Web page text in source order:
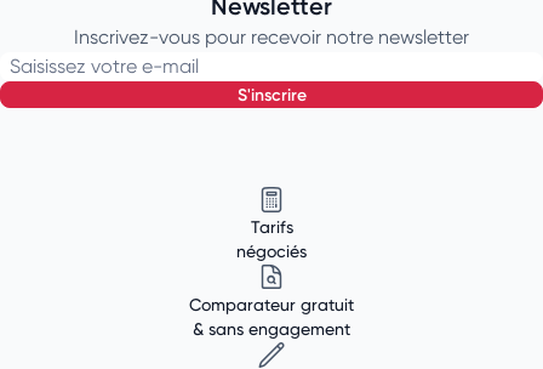
Inscrivez-vous pour recevoir notre newsletter
Saisissez votre e-mail
s'inscrire
Tarifs
négociés
Comparateur gratuit
& sans engagement